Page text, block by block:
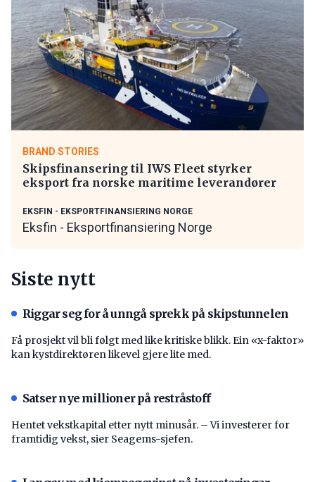
BRAND STORIES
Skipsfinansering til IWS Fleet styrker
eksport fra norske maritime leverandører
EKSFIN - EKSPORTFINANSIERING NORGE
Eksfin - Eksportfinansiering Norge
Siste nytt
Riggar seg for å unngå sprekk på skipstunnelen
Få prosjekt vil bli følgt med like kritiske blikk. Ein «x-faktor»
kan kystdirektøren likevel gjere lite med.
Satser nye millioner på restråstoff
Hentet vekstkapital etter nytt minusår. – Vi investerer for
framtidig vekst, sier Seagems-sjefen.